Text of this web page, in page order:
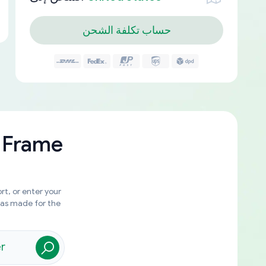
حساب تكلفة الشحن
or enter your
made for the